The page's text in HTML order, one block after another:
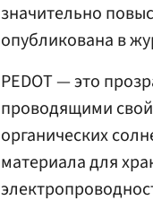
значительно
опубликована в
PEDOT — это
проводящими
органических
материала для